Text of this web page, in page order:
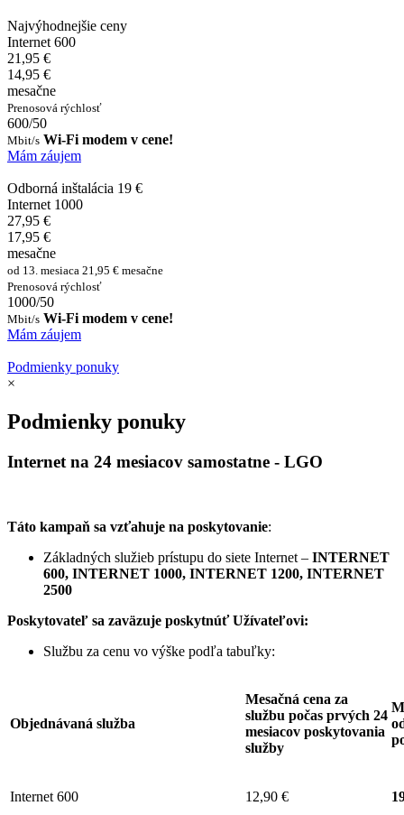
Najvýhodnejšie ceny
Internet 600
21,95 €
14,95 €
mesačne
Prenosová rýchlosť
600/50
Mbit/s Wi-Fi modem v cene!
Mám záujem
Odborná inštalácia 19 €
Internet 1000
27,95 €
17,95 €
mesačne
od 13. mesiaca 21,95 € mesačne
Prenosová rýchlosť
1000/50
Mbit/s Wi-Fi modem v cene!
Mám záujem
Podmienky ponuky
×
Podmienky ponuky
Internet na 24 mesiacov samostatne - LGO
Táto kampaň sa vzťahuje na poskytovanie:
Základných služieb prístupu do siete Internet – INTERNET
600, INTERNET 1000, INTERNET 1200, INTERNET
2500
Poskytovateľ sa zaväzuje poskytnúť Užívateľovi:
Službu za cenu vo výške podľa tabuľky:
Objednávaná služba
Mesačná cena za
službu počas prvých 24
mesiacov poskytovania
služby
Internet 600 12,90 €